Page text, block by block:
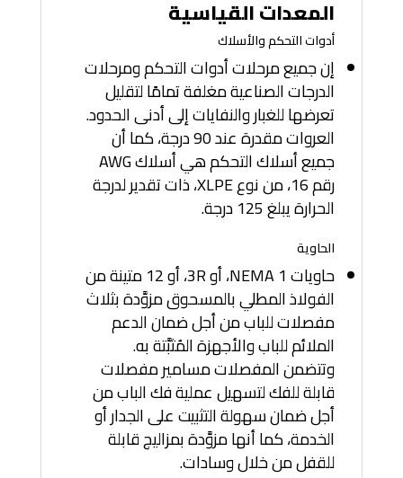
المعدات القياسية
أدوات التحكم والأسلاك
إن جميع مرحلات أدوات التحكم ومرحلات
الدرجات الصناعية مغلفة تمامًا لتقليل
تعرضها للغبار والنفايات إلى أدنى الحدود.
العروات مقدرة عند 90 درجة، كما أن
جميع أسلاك التحكم هي أسلاك AWG
رقم 16، من نوع XLPE، ذات تقدير لدرجة
الحرارة يبلغ 125 درجة.
الحاوية
حاويات NEMA 1، أو 3R، أو 12 متينة من
الفولاذ المطلي بالمسحوق مزوَّدة بثلاث
مفصلات للباب من أجل ضمان الدعم
الملائم للباب والأجهزة المُثبَّتة به.
وتتضمن المفصلات مسامير مفصلات
قابلة للفك لتسهيل عملية فك الباب من
أجل ضمان سهولة التثبيت على الجدار أو
الخدمة، كما أنها مزوَّدة بمزاليج قابلة
للقفل من خلال وسادات.